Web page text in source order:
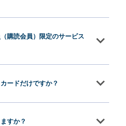
購読会員）限定のサービス
ードだけですか？
すか？